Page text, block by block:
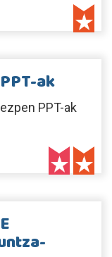
ak
PPT-ak